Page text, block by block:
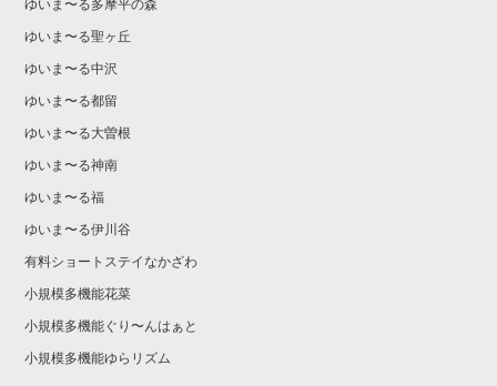
ゆいま〜る多摩平の森
ゆいま〜る聖ヶ丘
ゆいま〜る中沢
ゆいま〜る都留
ゆいま〜る大曽根
ゆいま〜る神南
ゆいま〜る福
ゆいま〜る伊川谷
有料ショートステイなかざわ
小規模多機能花菜
小規模多機能ぐり〜んはぁと
小規模多機能ゆらリズム